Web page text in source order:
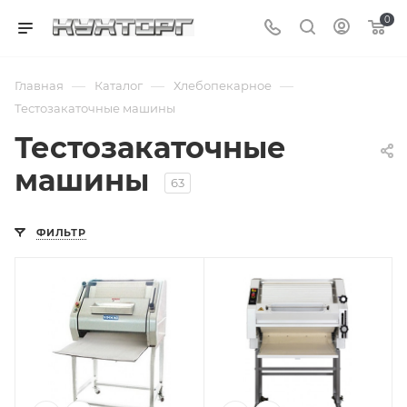
0
Главная — Каталог — Хлебопекарное —
Тестозакаточные машины
Тестозакаточные
машины
63
ФИЛЬТР
Подпись к товару
напольная; от
1000 до 2500 шт/
час; 780 мм; от 50
до 900 г; 380 В
Подпись к товару
напольная; от 50
до 2000 г; 380 В